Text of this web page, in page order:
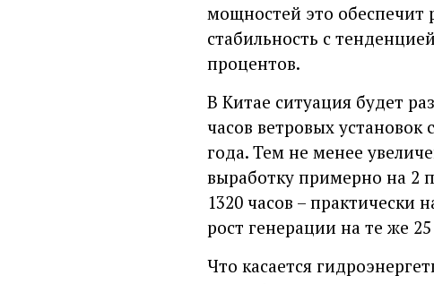
мощностей это обеспечит
стабильность с
процентов.
В Китае ситуация будет
часов ветровых
года. Тем не менее
выработку примерно на 2
1320 часов – практически
рост генерации на те же
Что касается